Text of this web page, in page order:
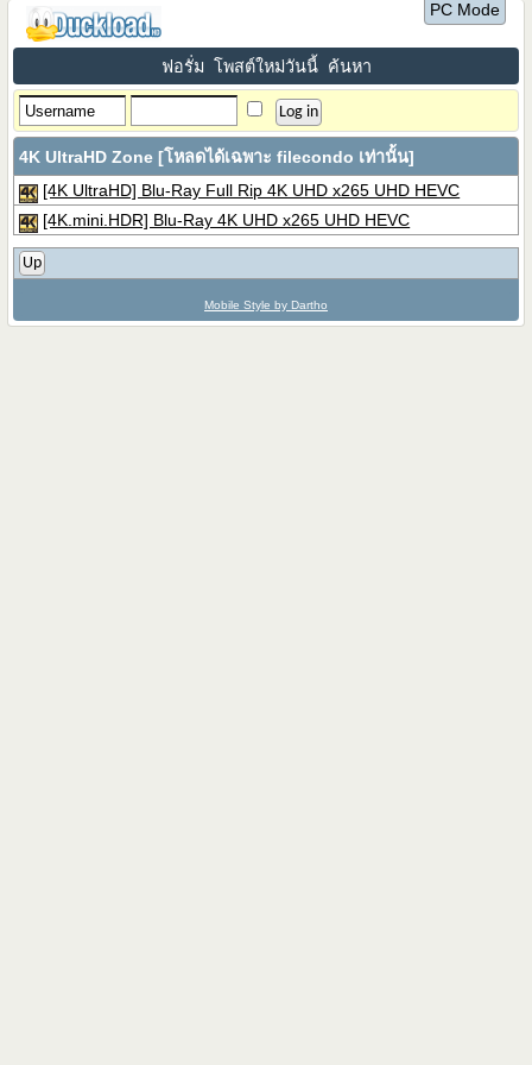
PC Mode
ฟอรั่ม โพสต์ใหม่วันนี้ ค้นหา
4K UltraHD Zone [โหลดได้เฉพาะ filecondo เท่านั้น]
[4K UltraHD] Blu-Ray Full Rip 4K UHD x265 UHD HEVC
[4K.mini.HDR] Blu-Ray 4K UHD x265 UHD HEVC
Up
Mobile Style by Dartho